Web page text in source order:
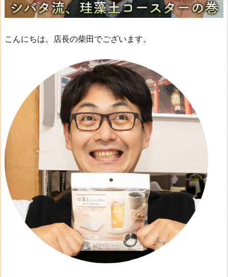
こんにちは。店長の柴田でございます。